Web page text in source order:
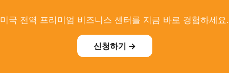
미국 전역 프리미엄 비즈니스 센터를 지금 바로 경험하세요.
신청하기 →